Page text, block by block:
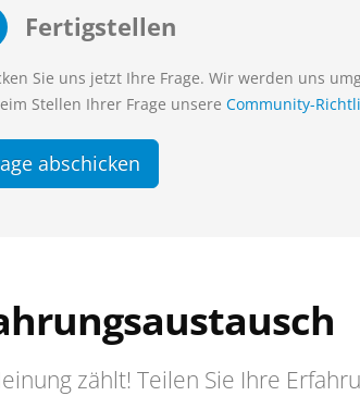
Fertigstellen
Sie uns jetzt Ihre Frage. Wir werden uns
Stellen Ihrer Frage unsere Community-
abschicken
zählt! Teilen Sie Ihre